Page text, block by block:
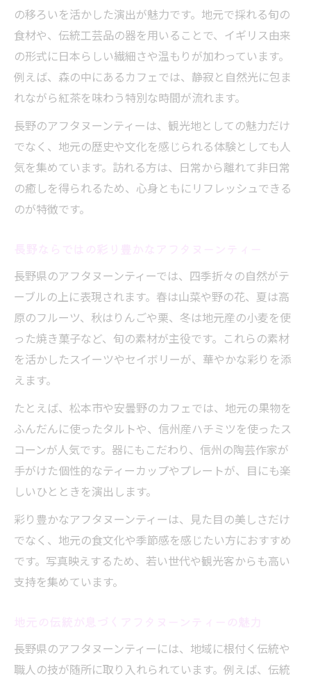
の移ろいを活かした演出が魅力です。地元で採れる旬の
食材や、伝統工芸品の器を用いることで、イギリス由来
の形式に日本らしい繊細さや温もりが加わっています。
例えば、森の中にあるカフェでは、静寂と自然光に包ま
れながら紅茶を味わう特別な時間が流れます。
長野のアフタヌーンティーは、観光地としての魅力だけ
でなく、地元の歴史や文化を感じられる体験としても人
気を集めています。訪れる方は、日常から離れて非日常
の癒しを得られるため、心身ともにリフレッシュできる
のが特徴です。
長野県のアフタヌーンティーでは、四季折々の自然がテ
ーブルの上に表現されます。春は山菜や野の花、夏は高
原のフルーツ、秋はりんごや栗、冬は地元産の小麦を使
った焼き菓子など、旬の素材が主役です。これらの素材
を活かしたスイーツやセイボリーが、華やかな彩りを添
えます。
たとえば、松本市や安曇野のカフェでは、地元の果物を
ふんだんに使ったタルトや、信州産ハチミツを使ったス
コーンが人気です。器にもこだわり、信州の陶芸作家が
手がけた個性的なティーカップやプレートが、目にも楽
しいひとときを演出します。
彩り豊かなアフタヌーンティーは、見た目の美しさだけ
でなく、地元の食文化や季節感を感じたい方におすすめ
です。写真映えするため、若い世代や観光客からも高い
支持を集めています。
長野県のアフタヌーンティーには、地域に根付く伝統や
職人の技が随所に取り入れられています。例えば、伝統